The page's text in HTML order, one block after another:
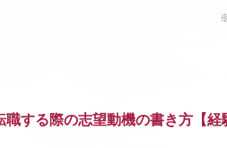
する際の志望動機の書き方【経